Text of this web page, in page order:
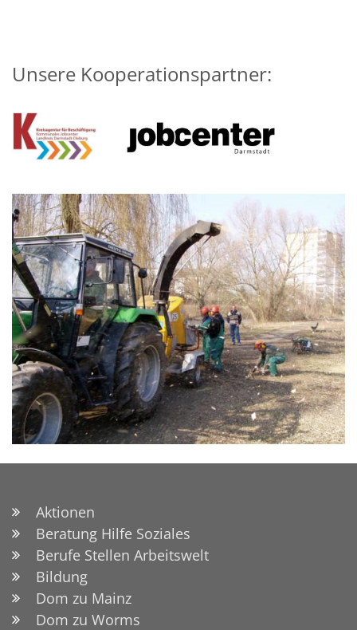
Unsere Kooperationspartner:
Aktionen
Beratung Hilfe Soziales
Berufe Stellen Arbeitswelt
Bildung
Dom zu Mainz
Dom zu Worms